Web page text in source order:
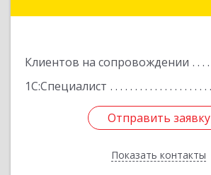
Клиентов на сопровождении
1С:Специалист
Отправить заявку
Показать контакты
Отправить заявку
Назад